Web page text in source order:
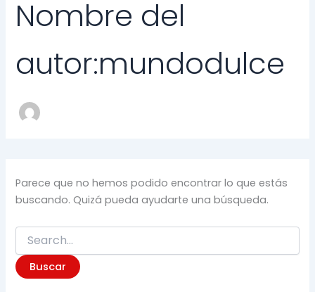
Nombre del
autor:mundodulce
Parece que no hemos podido encontrar lo que estás
buscando. Quizá pueda ayudarte una búsqueda.